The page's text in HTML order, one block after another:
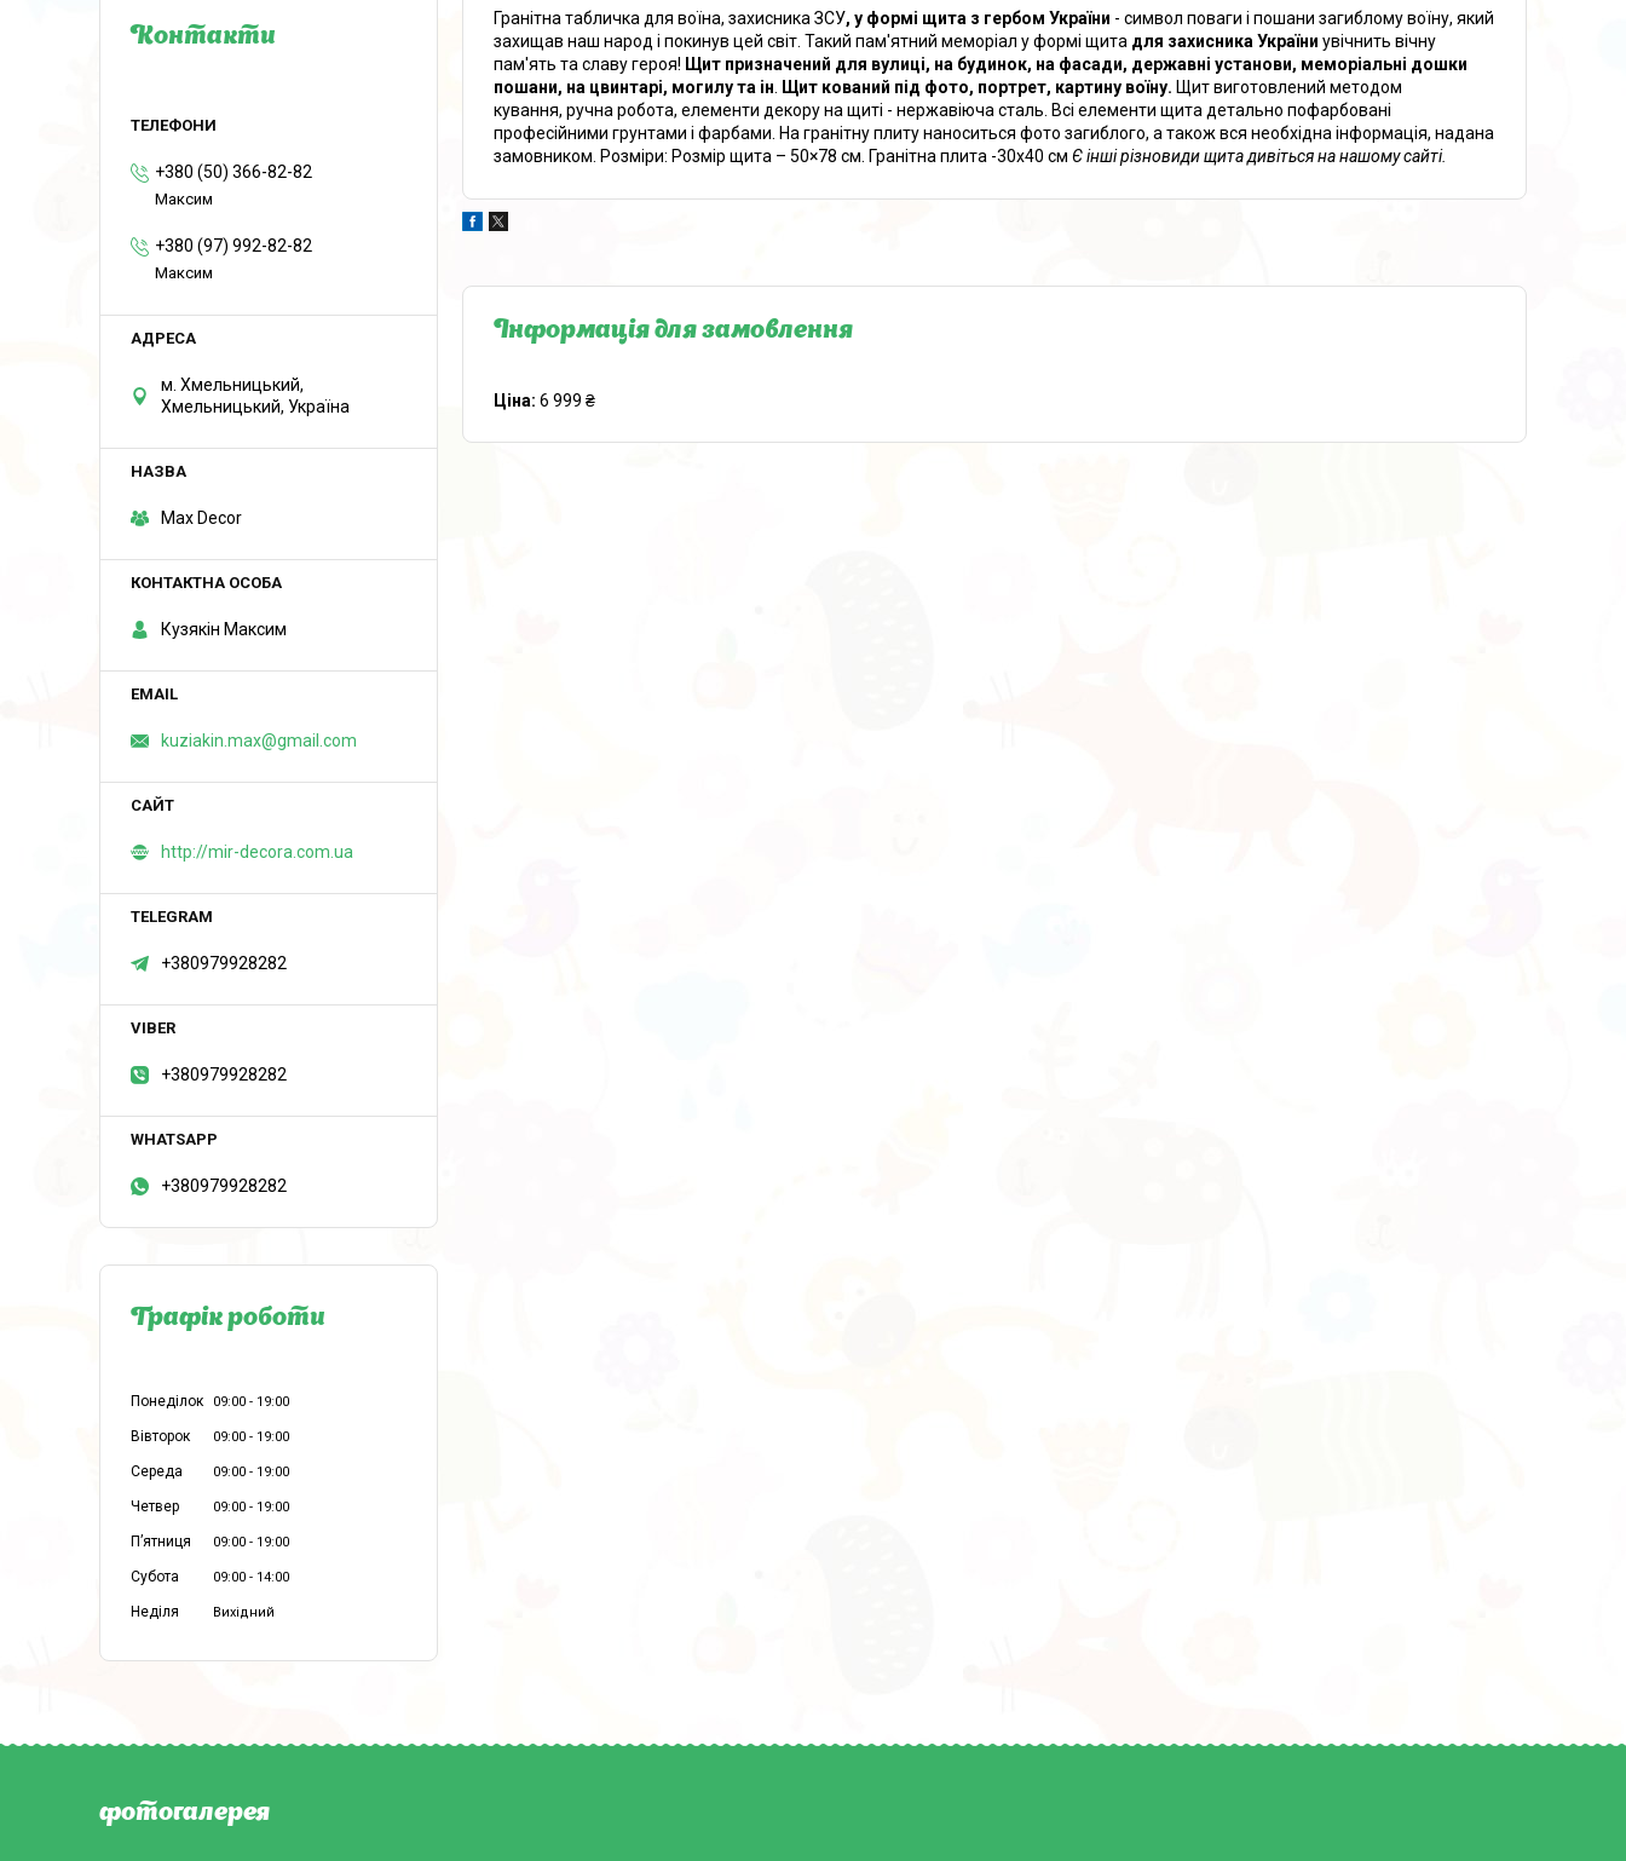
Гранітна табличка для воїна, захисника ЗСУ, у формі щита з гербом України - символ поваги і пошани загиблому воїну, який
захищав наш народ і покинув цей світ. Такий пам'ятний меморіал у формі щита для захисника України увічнить вічну
пам'ять та славу героя! Щит призначений для вулиці, на будинок, на фасади, державні установи, меморіальні дошки
пошани, на цвинтарі, могилу та ін Щит кований під фото, портрет, картину воїну. Щит виготовлений методом
кування, ручна робота, елементи декору на щиті - нержавіюча сталь. Всі елементи щита детально пофарбовані
професійними грунтами і фарбами. На гранітну плиту наноситься фото загиблого, а також вся необхідна інформація, надана
замовником. Розміри: Розмір щита – 50×78 см. Гранітна плита -30х40 см Є інші різновиди щита дивіться на нашому сайті.
Інформація для замовлення
Ціна: 6 999 ₴
Контакти
+380 (50) 366-82-82
Максим
+380 (97) 992-82-82
Максим
м. Хмельницький,
Хмельницький, Україна
Max Decor
Кузякін Максим
kuziakin.max@gmail.com
http://mir-decora.com.ua
+380979928282
+380979928282
+380979928282
Графік роботи
Понеділок 09:00 19:00
Вівторок 09:00 19:00
Середа 09:00 19:00
Четвер 09:00 19:00
Пʼятниця 09:00 19:00
Субота 09:00 14:00
Неділя Вихідний
фотогалерея